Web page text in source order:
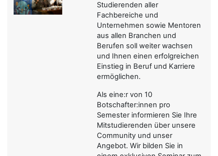
Studierenden aller
Fachbereiche und
Unternehmen sowie Mentoren
aus allen Branchen und
Berufen soll weiter wachsen
und Ihnen einen erfolgreichen
Einstieg in Beruf und Karriere
ermöglichen.
Als eine:r von 10
Botschafter:innen pro
Semester informieren Sie Ihre
Mitstudierenden über unsere
Community und unser
Angebot. Wir bilden Sie in